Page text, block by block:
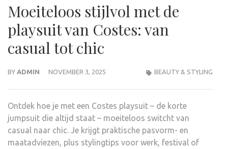
Moeiteloos stijlvol met de
playsuit van Costes: van
casual tot chic
BY ADMIN NOVEMBER 3, 2025 BEAUTY & STYLING
Ontdek hoe je met een Costes playsuit – de korte
jumpsuit die altijd staat – moeiteloos switcht van
casual naar chic. Je krijgt praktische pasvorm- en
maatadviezen, plus stylingtips voor werk, festival of